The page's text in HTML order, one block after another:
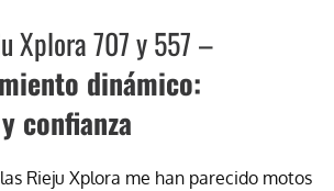
Xplora 707 y 557 –
dinámico:
confianza
Rieju Xplora me han parecido motos